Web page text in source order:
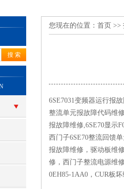
您现在的位置： 首页 >>
6SE7031变频器运行报
整流单元报故障代码维
报故障维修,6SE70显示
西门子6SE70整流回馈
报故障维修，驱动板维
修，西门子整流电源维
0EH85-1AA0，CUR板